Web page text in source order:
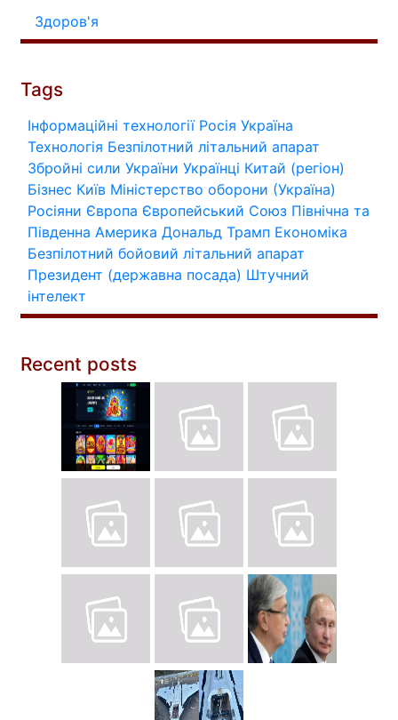
Здоров'я
Tags
Інформаційні технології Росія Україна
Технологія Безпілотний літальний апарат
Збройні сили України Українці Китай (регіон)
Бізнес Київ Міністерство оборони (Україна)
Росіяни Європа Європейський Союз Північна та
Південна Америка Дональд Трамп Економіка
Безпілотний бойовий літальний апарат
Президент (державна посада) Штучний
інтелект
Recent posts